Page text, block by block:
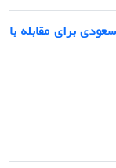
برای مقابله با